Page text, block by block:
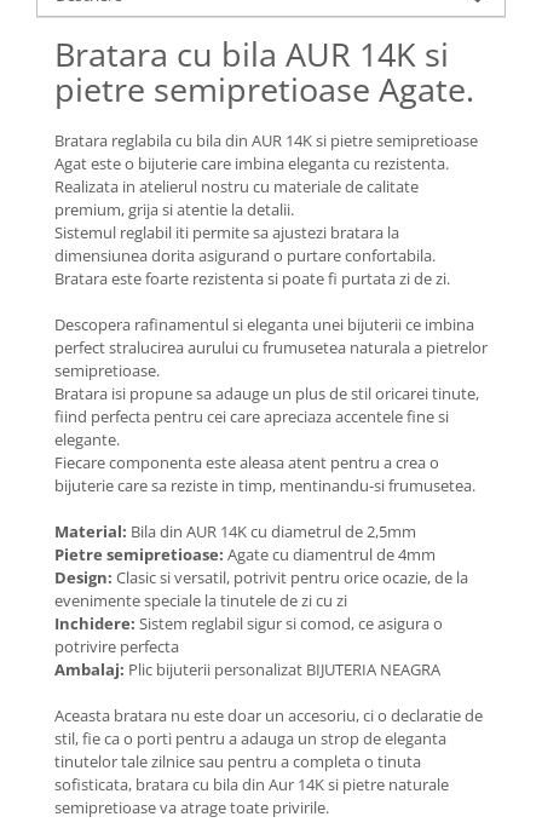
Coliere cu Perle Preciosa
COLIERE ȘNUR REGLABIL
Coliere cu Inimioare
Coliere cu Cruce
Coliere cu Stea
Coliere cu Soare
Coliere cu Semilună
Coliere cu Zodii
Coliere cu Flori
Coliere cu Molecule
Coliere Diverse
BRĂȚĂRI
BRĂȚĂRI CU ȘNUR REGLABIL
Brățări din Aur cu șnur reglabil
Brățări din Argint cu șnur reglabil
BRĂȚĂRI CU PIETRE SEMIPREȚIOASE
Brățări din Aur cu pietre
semiprețioase
Brățări din Argint cu pietre
semiprețioase
Brățări elastice cu pietre
BRĂȚĂRI DE PICIOR
Brățări de picior din Aur
Brățări de picior din Argint
COLIERE
Bratara cu bila AUR 14K si
pietre semipretioase Agate.
Bratara reglabila cu bila din AUR 14K si pietre semipretioase
Agat este o bijuterie care imbina eleganta cu rezistenta.
Realizata in atelierul nostru cu materiale de calitate
premium, grija si atentie la detalii.
Sistemul reglabil iti permite sa ajustezi bratara la
dimensiunea dorita asigurand o purtare confortabila.
Bratara este foarte rezistenta si poate fi purtata zi de zi.
Descopera rafinamentul si eleganta unei bijuterii ce imbina
perfect stralucirea aurului cu frumusetea naturala a pietrelor
semipretioase.
Bratara isi propune sa adauge un plus de stil oricarei tinute,
fiind perfecta pentru cei care apreciaza accentele fine si
elegante.
Fiecare componenta este aleasa atent pentru a crea o
bijuterie care sa reziste in timp, mentinandu-si frumusetea.
Material: Bila din AUR 14K cu diametrul de 2,5mm
Pietre semipretioase: Agate cu diamentrul de 4mm
Design: Clasic si versatil, potrivit pentru orice ocazie, de la
evenimente speciale la tinutele de zi cu zi
Inchidere: Sistem reglabil sigur si comod, ce asigura o
potrivire perfecta
Ambalaj: Plic bijuterii personalizat BIJUTERIA NEAGRA
Aceasta bratara nu este doar un accesoriu, ci o declaratie de
stil, fie ca o porti pentru a adauga un strop de eleganta
tinutelor tale zilnice sau pentru a completa o tinuta
sofisticata, bratara cu bila din Aur 14K si pietre naturale
semipretioase va atrage toate privirile.